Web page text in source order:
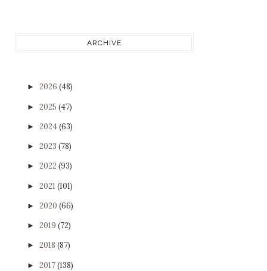
ARCHIVE
► 2026 (48)
► 2025 (47)
► 2024(63)
► 2023 (78)
► 2022 (93)
► 2021 (101)
► 2020 (66)
► 2019 (72)
► 2018 (87)
► 2017(138)